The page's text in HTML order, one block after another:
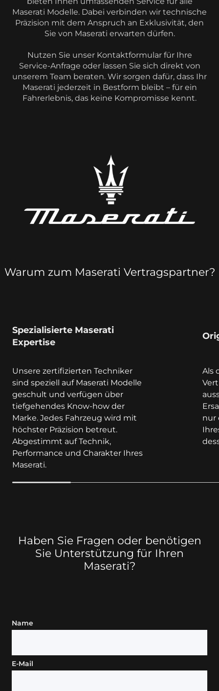
Maserati Modelle. Dabei verbinden wir technische
Präzision mit dem Anspruch an Exklusivität, den
Sie von Maserati erwarten dürfen.
Nutzen Sie unser Kontaktformular für Ihre
Service-Anfrage oder lassen Sie sich direkt von
unserem Team beraten. Wir sorgen dafür, dass Ihr
Maserati jederzeit in Bestform bleibt – für ein
Fahrerlebnis, das keine Kompromisse kennt.
Warum zum Maserati Vertragspartner?
Spezialisierte Maserati
Expertise
Unsere zertifizierten Techniker
sind speziell auf Maserati Modelle
geschult und verfügen über
tiefgehendes Know-how der
Marke. Jedes Fahrzeug wird mit
höchster Präzision betreut.
Abgestimmt auf Technik,
Performance und Charakter Ihres
Maserati.
Als
nur
Haben Sie Fragen oder benötigen
Sie Unterstützung für Ihren
Maserati?
Name
E-Mail